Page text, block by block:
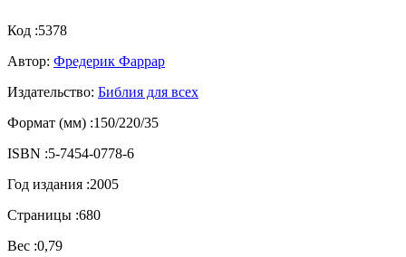
Код :5378
Автор: Фредерик Фаррар
Издательство: Библия для всех
Формат (мм) :150/220/35
ISBN :5-7454-0778-6
Год издания :2005
Страницы :680
Вес :0,79